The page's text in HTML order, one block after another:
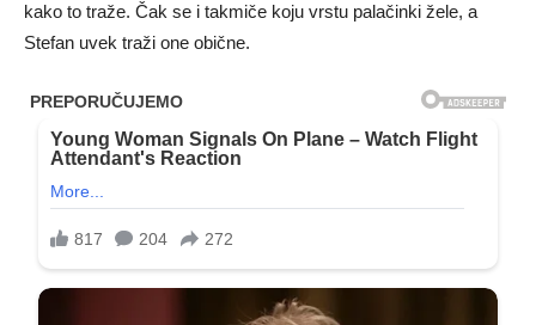
kako to traže. Čak se i takmiče koju vrstu palačinki žele, a
Stefan uvek traži one obične.